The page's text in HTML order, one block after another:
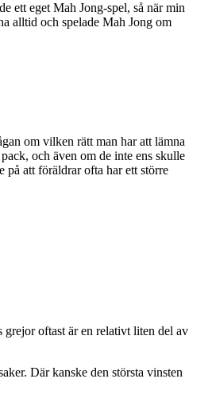
ett eget Mah Jong-spel, så när min
alltid och spelade Mah Jong om
om vilken rätt man har att lämna
och även om de inte ens skulle
på att föräldrar ofta har ett större
grejor oftast är en relativt liten del av
Där kanske den största vinsten